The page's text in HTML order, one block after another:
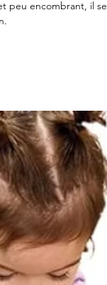
peu encombrant, il se